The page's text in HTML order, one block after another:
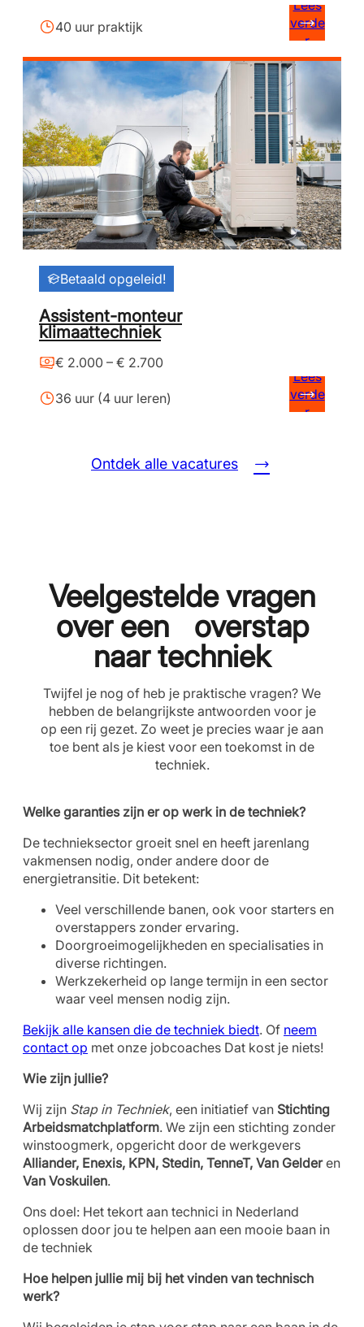
40 uur praktijk
Lees
verde
r
Betaald opgeleid!
Assistent-monteur
klimaattechniek
€ 2.000 – € 2.700
36 uur (4 uur leren)
Lees
verde
r
Ontdek alle vacatures
Veelgestelde vragen
over een overstap
naar techniek
Twijfel je nog of heb je praktische vragen? We
hebben de belangrijkste antwoorden voor je
op een rij gezet. Zo weet je precies waar je aan
toe bent als je kiest voor een toekomst in de
techniek.
Welke garanties zijn er op werk in de techniek?
De technieksector groeit snel en heeft jarenlang
vakmensen nodig, onder andere door de
energietransitie. Dit betekent:
Veel verschillende banen, ook voor starters en
overstappers zonder ervaring.
Doorgroeimogelijkheden en specialisaties in
diverse richtingen.
Werkzekerheid op lange termijn in een sector
waar veel mensen nodig zijn.
Bekijk alle kansen die de techniek biedt. Of neem
contact op met onze jobcoaches Dat kost je niets!
Wie zijn jullie?
Wij zijn Stap in Techniek, een initiatief van Stichting
Arbeidsmatchplatform. We zijn een stichting zonder
winstoogmerk, opgericht door de werkgevers
Alliander, Enexis, KPN, Stedin, TenneT, Van Gelderen
Van Voskuilen.
Ons doel: Het tekort aan technici in Nederland
oplossen door jou te helpen aan een mooie baan in
de techniek
Hoe helpen jullie mij bij het vinden van technisch
werk?